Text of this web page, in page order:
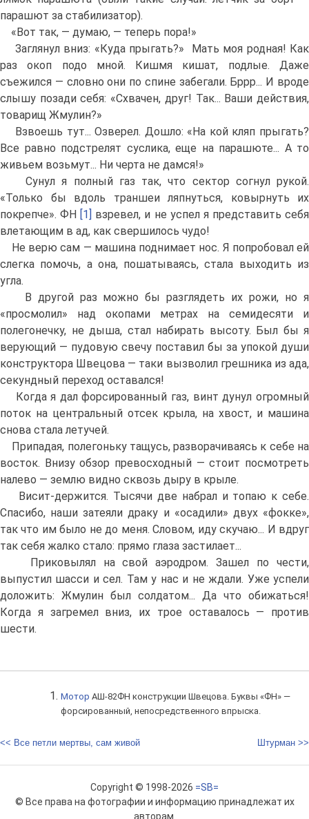
парашют за стабилизатор).
«Вот так, — думаю, — теперь пора!»
Заглянул вниз: «Куда прыгать?» Мать моя родная! Как
раз окоп подо мной. Кишмя кишат, подлые. Даже
съежился — словно они по спине забегали. Бррр... И вроде
слышу позади себя: «Схвачен, друг! Так... Ваши действия,
товарищ Жмулин?»
Взвоешь тут... Озверел. Дошло: «На кой кляп прыгать?
Все равно подстрелят суслика, еще на парашюте... А то
живьем возьмут... Ни черта не дамся!»
Сунул я полный газ так, что сектор согнул рукой.
«Только бы вдоль траншеи ляпнуться, ковырнуть их
покрепче». ФН [1] взревел, и не успел я представить себя
влетающим в ад, как свершилось чудо!
Не верю сам — машина поднимает нос. Я попробовал ей
слегка помочь, а она, пошатываясь, стала выходить из
угла.
В другой раз можно бы разглядеть их рожи, но я
«просмолил» над окопами метрах на семидесяти и
полегонечку, не дыша, стал набирать высоту. Был бы я
верующий — пудовую свечу поставил бы за упокой души
конструктора Швецова — таки вызволил грешника из ада,
секундный переход оставался!
Когда я дал форсированный газ, винт дунул огромный
поток на центральный отсек крыла, на хвост, и машина
снова стала летучей.
Припадая, полегоньку тащусь, разворачиваясь к себе на
восток. Внизу обзор превосходный — стоит посмотреть
налево — землю видно сквозь дыру в крыле.
Висит-держится. Тысячи две набрал и топаю к себе.
Спасибо, наши затеяли драку и «осадили» двух «фокке»,
так что им было не до меня. Словом, иду скучаю... И вдруг
так себя жалко стало: прямо глаза застилает...
Приковылял на свой аэродром. Зашел по чести,
выпустил шасси и сел. Там у нас и не ждали. Уже успели
доложить: Жмулин был солдатом... Да что обижаться!
Когда я загремел вниз, их трое оставалось — против
шести.
Мотор АШ-82ФН конструкции Швецова. Буквы «ФН» —
форсированный, непосредственного впрыска.
<< Все петли мертвы, сам живой Штурман >>
Copyright © 1998-2026 =SB=
© Все права на фотографии и информацию принадлежат их
авторам.